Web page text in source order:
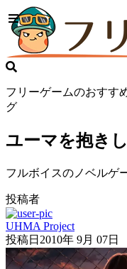
フリーゲームのおすす
グ
ユーマを抱き
フルボイスのノベルゲ
投稿者
UHMA Project
投稿日 2010年 9月 07日